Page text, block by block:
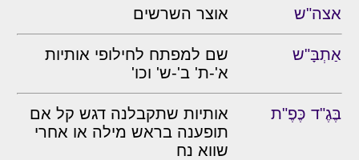
אצה"ש אוצר השרשים
אַתְבָּ"ש
שם למפתח לחילופי אותיות
א'-ת' ב'-ש' וכו'
בֶּגֶ"ד כֶּפֶ"ת
אותיות שתקבלנה דגש קל אם
תופענה בראש מילה או אחרי
שווא נח